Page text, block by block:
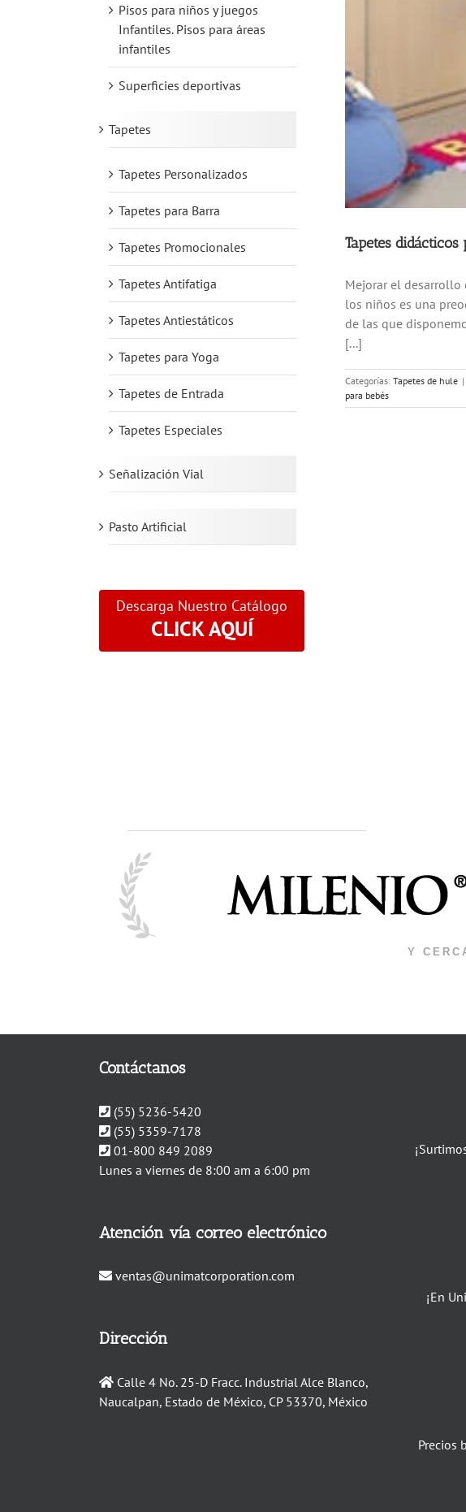
Tapetes
Mejorar el desarrollo
los niños es una
de las que
[...]
Categorías: Tapetes de hule |
para bebés
Pisos para niños y juegos
Infantiles. Pisos para áreas
infantiles
Superficies deportivas
Tapetes
Tapetes Personalizados
Tapetes para Barra
Tapetes Promocionales
Tapetes Antifatiga
Tapetes Antiestáticos
Tapetes para Yoga
Tapetes de Entrada
Tapetes Especiales
Señalización Vial
Pasto Artificial
Descarga Nuestro Catálogo
CLICK AQUÍ
Y
Contáctanos
(55) 5236-5420
(55) 5359-7178
01-800 849 2089
Lunes a viernes de 8:00 am a 6:00 pm
Atención vía correo electrónico
ventas@unimatcorporation.com
Dirección
Calle 4 No. 25-D Fracc. Industrial Alce Blanco,
Naucalpan, Estado de México, CP 53370, México
¡En
Precios